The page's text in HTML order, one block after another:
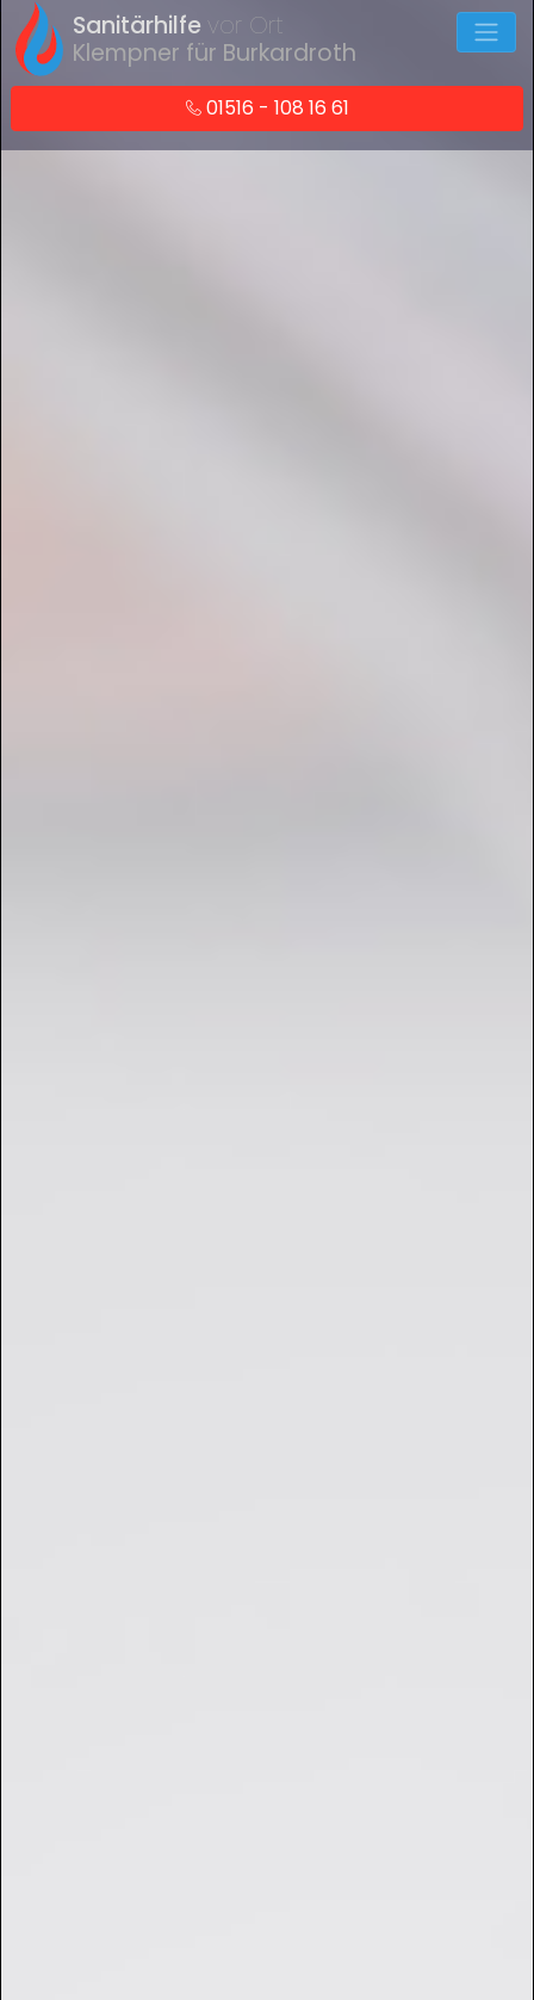
Sanitärhilfe vor Ort
Klempner für Burkardroth
01516 - 108 16 61